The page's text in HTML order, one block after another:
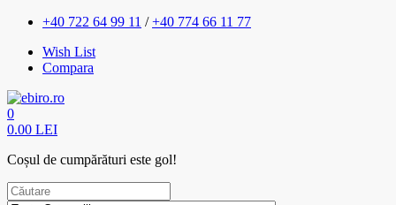
+40 722 64 99 11 /+40 774 66 11 77
Wish List
Compara
0
0.00 LEI
Coșul de cumpărături este gol!